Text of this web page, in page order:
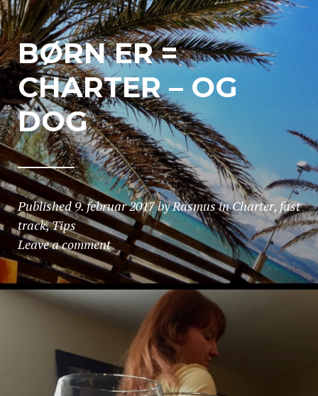
BØRN ER =
CHARTER – OG
DOG
Published 9. februar 2017byRasmusinCharter, fast
track,Tips
Leave a comment